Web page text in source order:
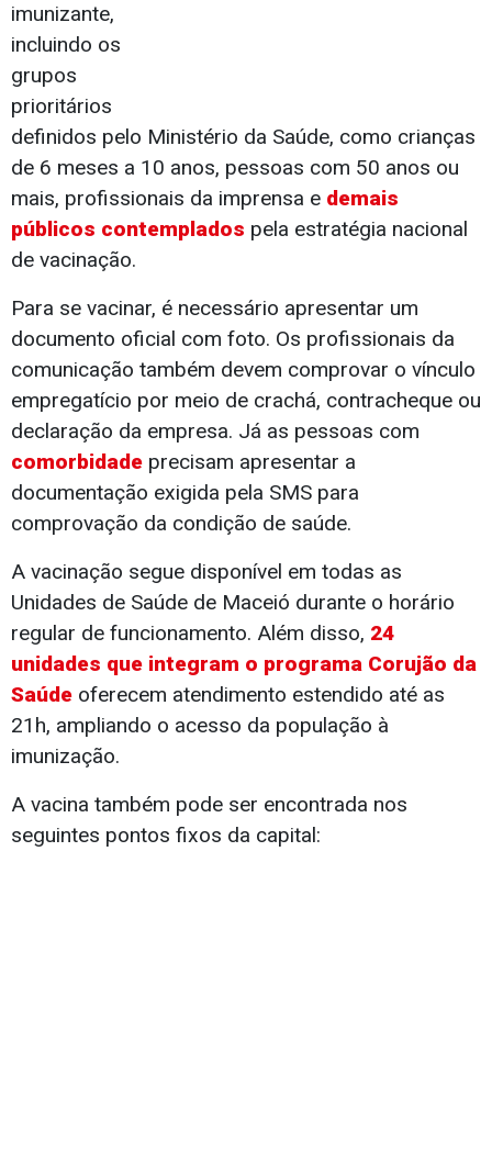
imunizante,
incluindo os
grupos
prioritários
definidos pelo Ministério da Saúde, como crianças
de 6 meses a 10 anos, pessoas com 50 anos ou
mais, profissionais da imprensa e demais
públicos contemplados pela estratégia nacional
de vacinação.
Para se vacinar, é necessário apresentar um
documento oficial com foto. Os profissionais da
comunicação também devem comprovar o vínculo
empregatício por meio de crachá, contracheque ou
declaração da empresa. Já as pessoas com
comorbidade precisam apresentar a
documentação exigida pela SMS para
comprovação da condição de saúde.
A vacinação segue disponível em todas as
Unidades de Saúde de Maceió durante o horário
regular de funcionamento. Além disso, 24
unidades que integram o programa Corujão da
Saúde oferecem atendimento estendido até as
21h, ampliando o acesso da população à
imunização.
A vacina também pode ser encontrada nos
seguintes pontos fixos da capital: